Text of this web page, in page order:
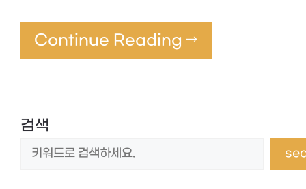
Continue Reading →
검색